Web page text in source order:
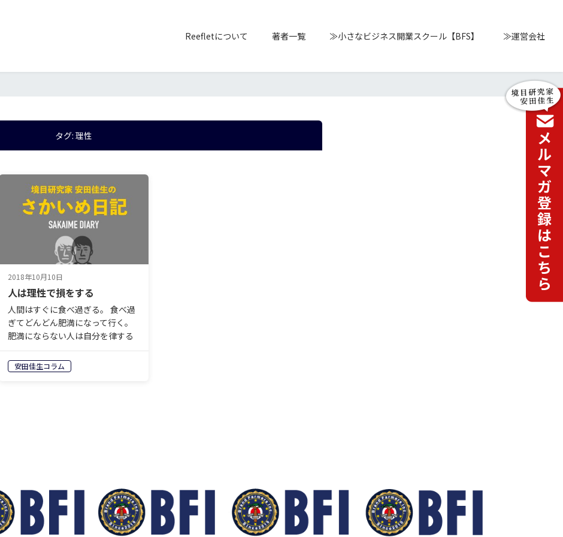
Reefletについて 著者一覧 ≫小さなビジネス開業スクール【BFS】 ≫運営会社
タグ: 理性
2018年10月10日
人は理性で損をする
人間はすぐに食べ過ぎる。 食べ過
ぎてどんどん肥満になって行く。
肥満にならない人は自分を律する
能を抑え込むことが出来る人。 そ
ういうイメージを私たちは持って
安田佳生コラム